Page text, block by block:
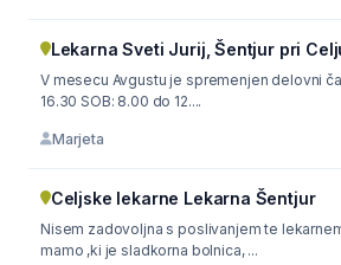
Lekarna Sveti Jurij, Šentjur pri
V mesecu Avgustu je spremenjen delovni
16.30 SOB: 8.00 do 12....
Marjeta
Celjske lekarne Lekarna Šentjur
Nisem zadovoljna s poslivanjem te
mamo ,ki je sladkorna bolnica, ...